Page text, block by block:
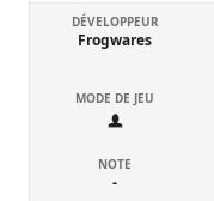
DÉVELOPPEUR
Frogwares
MODE DE JEU
NOTE
-